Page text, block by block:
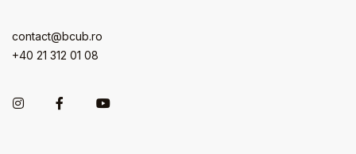
contact@bcub.ro
+40 21 312 01 08